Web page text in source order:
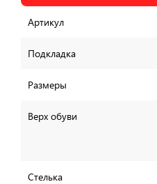
Артикул
Подкладка
Размеры
Верх обуви
Стелька